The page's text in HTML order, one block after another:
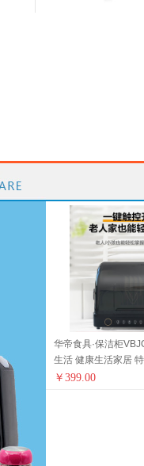
华帝食具·保洁柜
生活 健康生活家居
￥ 399.00